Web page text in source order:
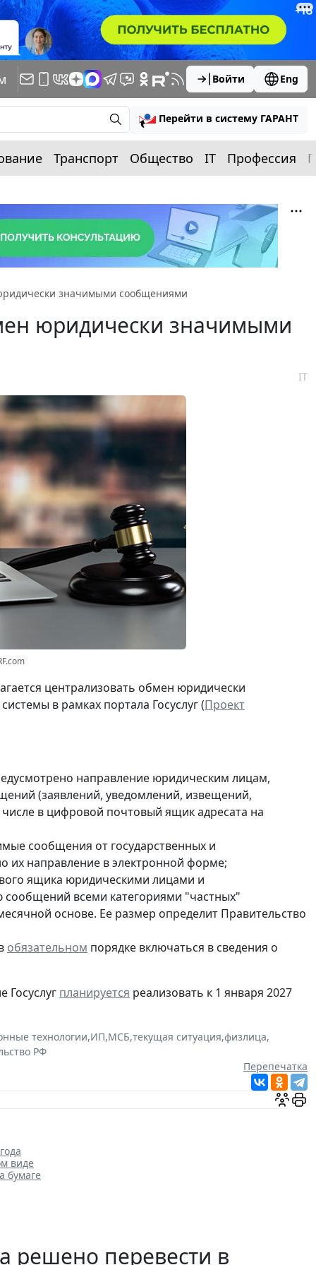
Войти Eng
Перейти в систему ГАРАНТ
Транспорт Общество IT Профессия
значимыми сообщениями
юридически значимыми
IT
централизовать обмен юридически
в рамках портала Госуслуг (Проект
направление юридическим лицам,
(заявлений, уведомлений, извещений,
в цифровой почтовый ящик адресата на
сообщения от государственных и
их направление в электронной форме;
ящика юридическими лицами и
всеми категориями "частных"
основе. Ее размер определит Правительство
обязательном порядке включаться в сведения о
Госуслуг планируется реализовать к 1 января 2027
технологии,ИП,МСБ,текущая ситуация,физлица,
РФ
Перепечатка
виде
бумаге
решено перевести в